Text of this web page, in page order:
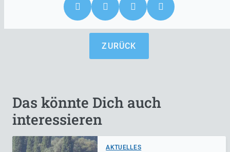
ZURÜCK
Das könnte Dich auch
interessieren
AKTUELLES